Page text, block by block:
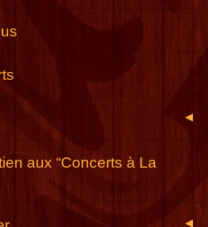
◀
aux “Concerts à La
◀